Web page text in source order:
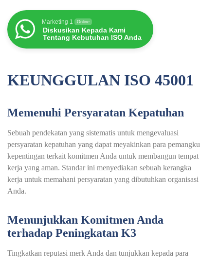
Marketing 1 Online
Diskusikan Kepada Kami
Tentang Kebutuhan ISO Anda
KEUNGGULAN ISO 45001
Memenuhi Persyaratan Kepatuhan
Sebuah pendekatan yang sistematis untuk mengevaluasi
persyaratan kepatuhan yang dapat meyakinkan para pemangku
kepentingan terkait komitmen Anda untuk membangun tempat
kerja yang aman. Standar ini menyediakan sebuah kerangka
kerja untuk memahani persyaratan yang dibutuhkan organisasi
Anda.
Menunjukkan Komitmen Anda
terhadap Peningkatan K3
Tingkatkan reputasi merk Anda dan tunjukkan kepada para